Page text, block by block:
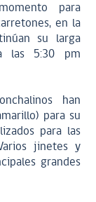
para
en la
su larga
las 5:30 pm
han
para su
para las
jinetes y
grandes